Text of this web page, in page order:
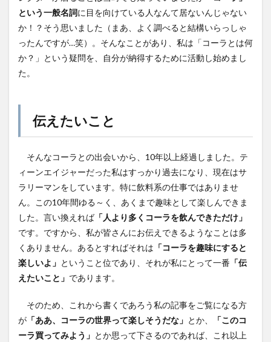
という一般名詞に目を向けている人なんて居ないんじゃない
か！？そう思いました（まあ、よく調べると結構いらっしゃ
ったんですが…笑）。そんなことがあり、私は「コーラとは何
か？」という疑問を、自分が納得するために活動し始めまし
た。
伝えたいこと
そんなコーラとの出会いから、10年以上経過しました。テ
ィーンエイジャーだった私はすっかり過去になり、現在はサ
ラリーマンをしています。特に飲料系の仕事ではありませ
ん。この10年間ゆる～く、あくまで趣味として楽しんできま
した。言い換えれば「人より多くコーラを飲んできただけ」
です。ですから、私が皆さんにお伝えできるようなことは多
くありません。あるとすればそれは 「コーラを趣味にすると
楽しいよ」 ということ位であり、それが私にとって一番 「伝
えたいこと」 であります。
そのため、これから書くであろう私の記事をご覧になる方
が 「ああ、コーラの世界って楽しそうだな」 とか、
「このコ
ーラ買ってみよう」 とか思って下さるのであれば、これ以上